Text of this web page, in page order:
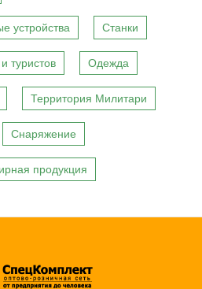
устройства Станки
туристов Одежда
Территория Милитари
Снаряжение
продукция